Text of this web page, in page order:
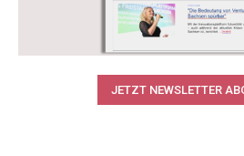
JETZT NEWSLETTER